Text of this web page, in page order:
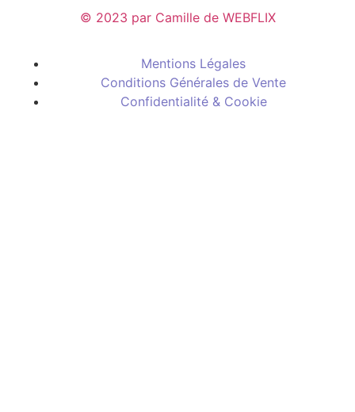
© 2023 par Camille de WEBFLIX
Mentions Légales
Conditions Générales de Vente
Confidentialité & Cookie